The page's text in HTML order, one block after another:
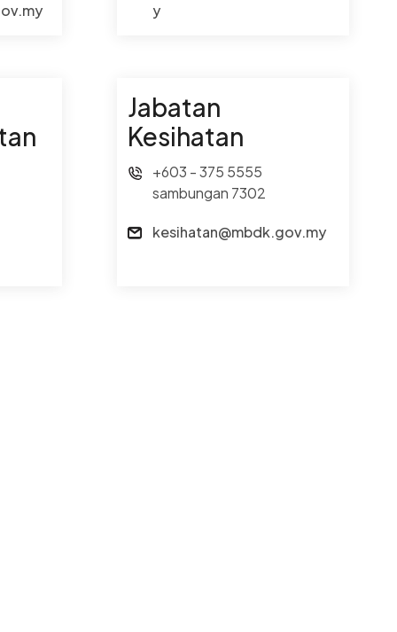
y
Jabatan
Kesihatan
+603 - 375 5555
sambungan 7302
kesihatan@mbdk.gov.my